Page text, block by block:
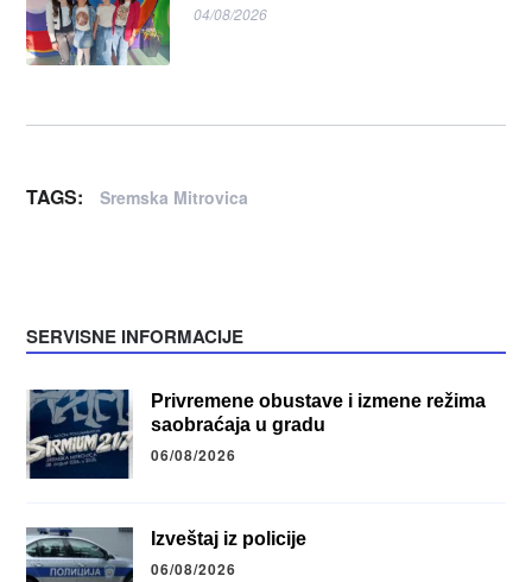
04/08/2026
TAGS: Sremska Mitrovica
SERVISNE INFORMACIJE
Privremene obustave i izmene režima
saobraćaja u gradu
06/08/2026
Izveštaj iz policije
06/08/2026